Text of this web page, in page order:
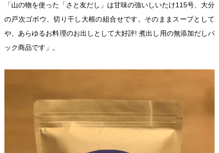
「山の物を使った「さと友だし」は甘味の強いしいたけ115号、大分
の戸次ゴボウ、切り干し大根の組合せです。そのままスープとして
や、あらゆるお料理のお出しとして大好評! 煮出し用の無添加だしパ
ック商品です」。